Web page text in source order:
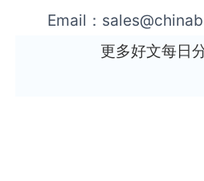
Email：
更多好文每日